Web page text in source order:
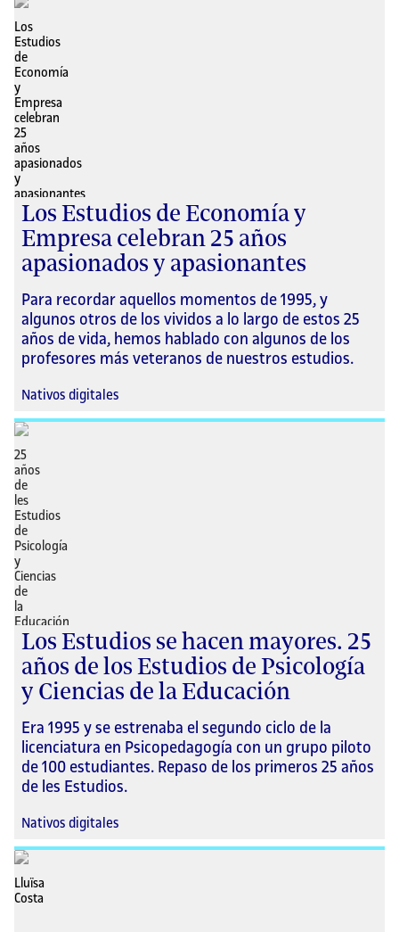
Los Estudios de Economía y
Empresa celebran 25 años
apasionados y apasionantes
Para recordar aquellos momentos de 1995, y
algunos otros de los vividos a lo largo de estos 25
años de vida, hemos hablado con algunos de los
profesores más veteranos de nuestros estudios.
Nativos digitales
Los Estudios se hacen mayores. 25
años de los Estudios de Psicología
y Ciencias de la Educación
Era 1995 y se estrenaba el segundo ciclo de la
licenciatura en Psicopedagogía con un grupo piloto
de 100 estudiantes. Repaso de los primeros 25 años
de les Estudios.
Nativos digitales